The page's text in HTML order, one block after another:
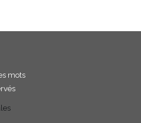
mots